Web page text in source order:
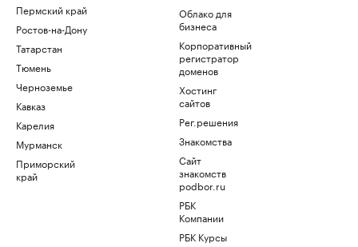
Пермский край
Ростов-на-Дону
Татарстан
Тюмень
Черноземье
Кавказ
Карелия
Мурманск
Приморский
край
Облако для
бизнеса
Корпоративный
регистратор
доменов
Хостинг
сайтов
Рег.решения
Знакомства
Сайт
знакомств
podbor.ru
РБК
Компании
РБК Курсы